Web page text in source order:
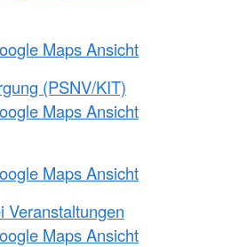
Maps Ansicht
(PSNV/KIT)
Maps Ansicht
Maps Ansicht
Veranstaltungen
Maps Ansicht